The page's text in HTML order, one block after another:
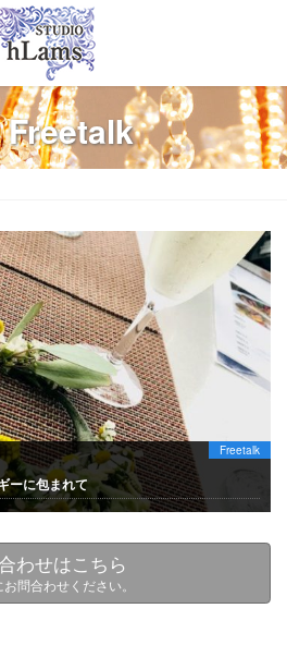
Freetalk
Freetalk
ーに包まれて
わせはこちら
問合わせください。